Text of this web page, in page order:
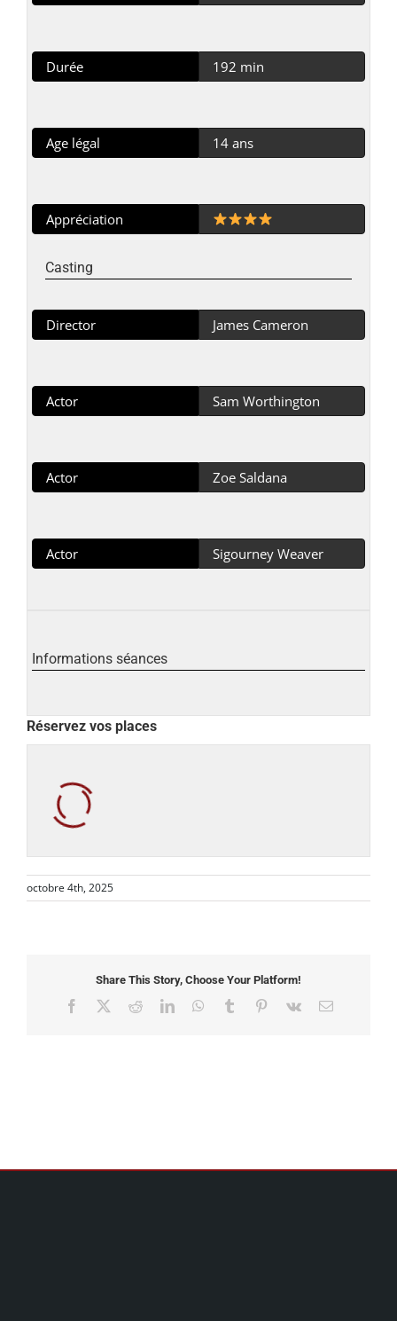
Durée 192 min
Age légal 14 ans
Appréciation
Casting
Director James Cameron
Actor Sam Worthington
Actor Zoe Saldana
Actor Sigourney Weaver
Informations séances
Réservez vos places
octobre 4th, 2025
Share This Story, Choose Your Platform!
Facebook RedditLinkedInWhatsApp
Tumblr Pinterest
Vk Email